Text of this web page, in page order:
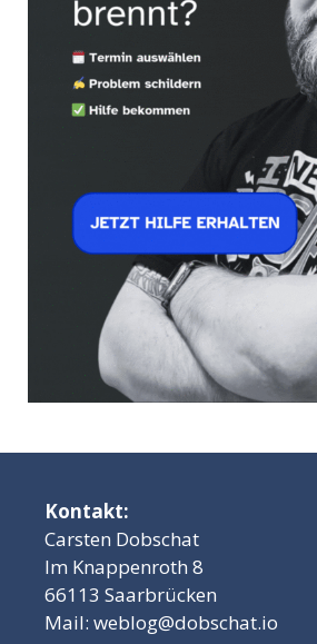
Kontakt:
Carsten Dobschat
Im Knappenroth 8
66113 Saarbrücken
Mail: weblog@dobschat.io